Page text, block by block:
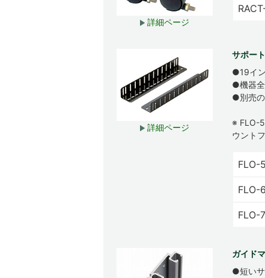
詳細ページ
詳細ページ
サポー
●19イ
●機器全
●別売の
※ FLO-
ウント
FLO-
FLO-
FLO-
ガイド
●短いサ